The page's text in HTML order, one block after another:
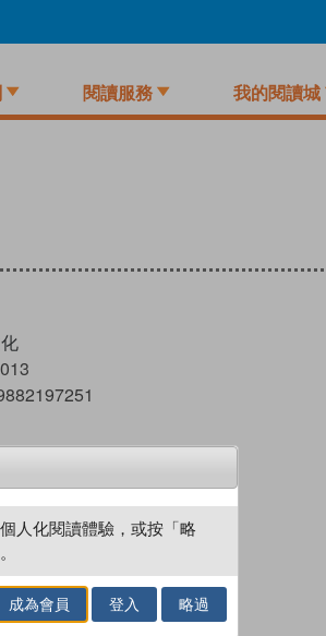
閱讀服務 我的閱讀城
閱讀紀錄
人化閱讀體驗，或按「略
成為會員 登入 略過